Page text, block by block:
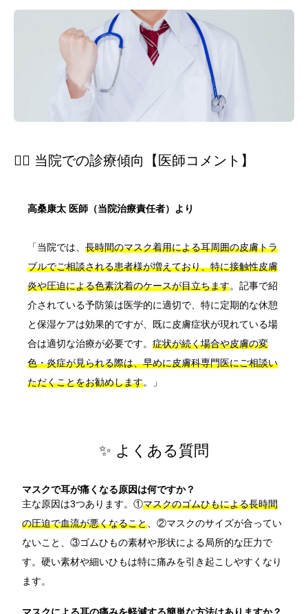
👨‍⚕️ 当院での診療傾向【医師コメント】
高桑康太 医師（当院治療責任者）より
「当院では、 長時間のマスク着用による耳周囲の皮膚トラ
ブルでご相談される患者様が増えており、特に接触性皮膚
炎や圧迫による色素沈着のケースが目立ちます。記事で紹
介されている予防策は医学的に適切で、特に定期的な休憩
と保湿ケアは効果的ですが、既に皮膚症状が現れている場
合は適切な治療が必要です。 症状が続く場合や皮膚の変
色・炎症が見られる際は、早めに皮膚科専門医にご相談い
ただくことをお勧めします。」
✨ よくある質問
マスクで耳が痛くなる原因は何ですか？
主な原因は3つあります。①マスクのゴムひもによる長時間
の圧迫で血流が悪くなること 、②マスクのサイズが合ってい
ないこと、③ゴムひもの素材や形状による局所的な圧力で
す。硬い素材や細いひもは特に痛みを引き起こしやすくなり
ます。
マスクによる耳の痛みを軽減する簡単な方法はありますか？